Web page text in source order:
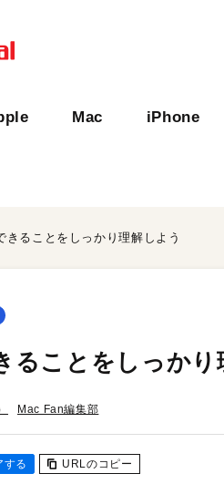
Mac iPhone
きることをしっかり理解しよう
ることをしっかり
Mac Fan編集部
する URLのコピー